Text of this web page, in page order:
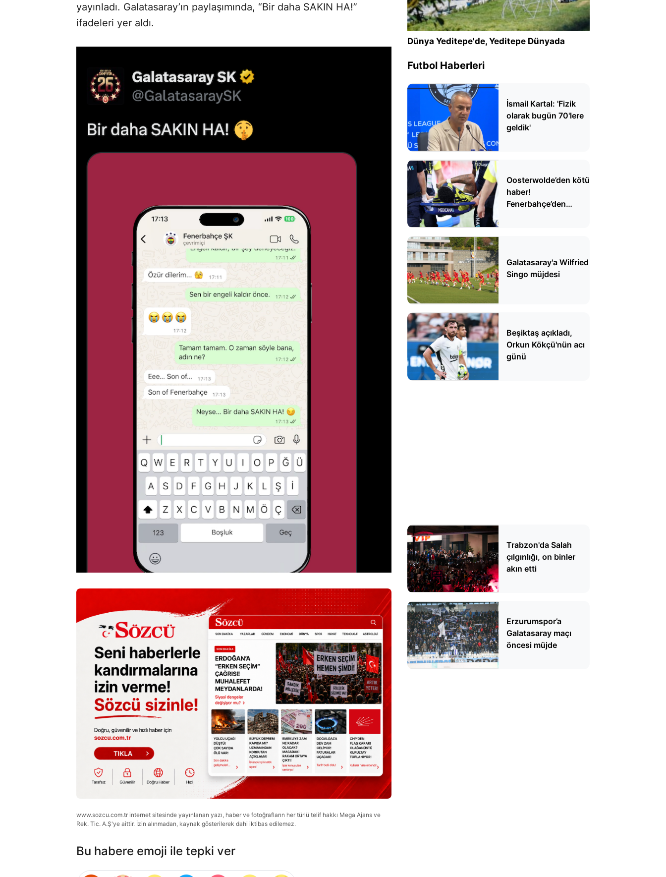
yayınladı. Galatasaray’ın paylaşımında, “Bir daha SAKIN HA!”
ifadeleri yer aldı.
www.sozcu.com.tr internet sitesinde yayınlanan yazı, haber ve fotoğrafların her türlü telif hakkı Mega Ajans ve
Rek. Tic. A.Ş'ye aittir. İzin alınmadan, kaynak gösterilerek dahi iktibas edilemez.
Bu habere emoji ile tepki ver
Dünya Yeditepe'de, Yeditepe Dünyada
Futbol Haberleri
İsmail Kartal: 'Fizik
olarak bugün 70'lere
geldik'
Oosterwolde’den kötü
haber!
Fenerbahçe’den
Galatasaray'a Wilfried
Singo müjdesi
Beşiktaş açıkladı,
Orkun Kökçü'nün acı
günü
Trabzon'da Salah
çılgınlığı, on binler
akın etti
Erzurumspor’a
Galatasaray maçı
öncesi müjde